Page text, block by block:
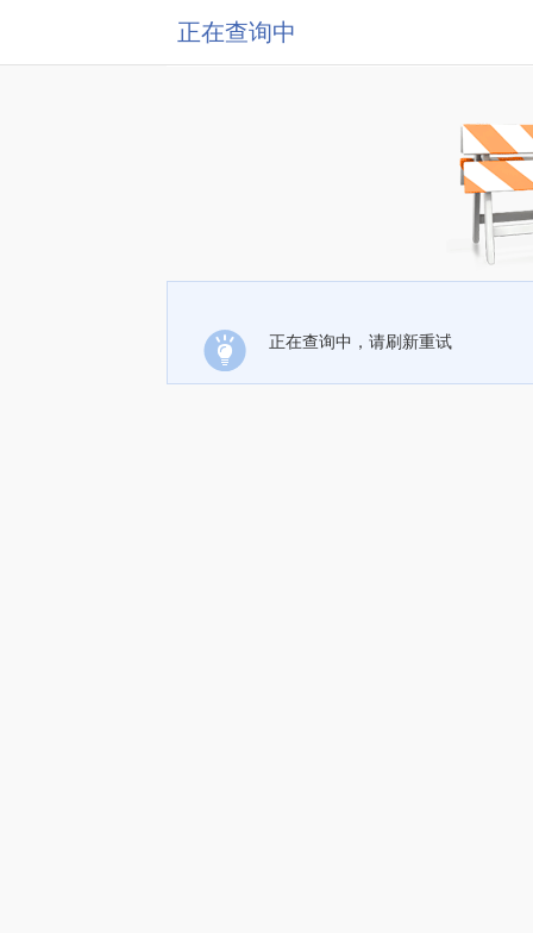
正在查询中
正在查询中，请刷新重试